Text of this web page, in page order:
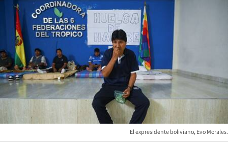
El expresidente boliviano, Evo Morales.